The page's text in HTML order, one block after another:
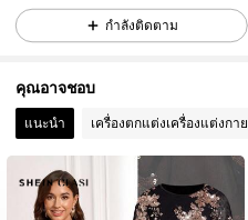
4.87 36K ผู้ติดตาม
36K ผู้ติดตาม
กำลังติดตาม
คุณอาจชอบ
แนะนำ เครื่องตกแต่งเครื่องแต่งกาย